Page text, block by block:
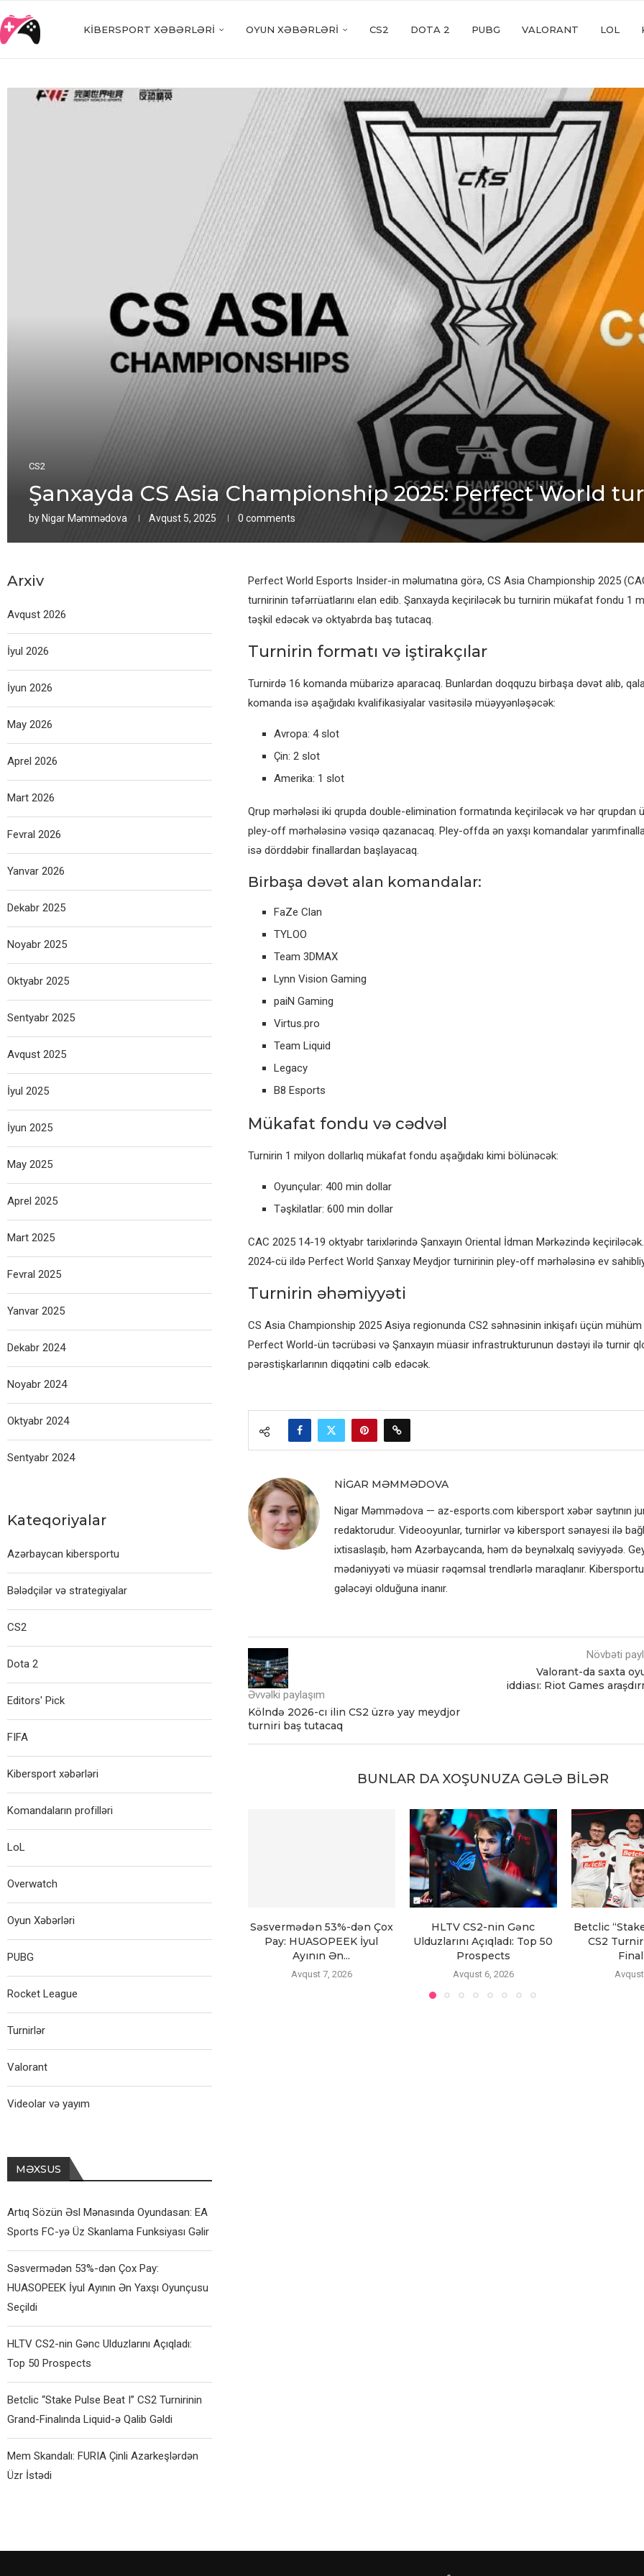
KIBERSPORT XƏBƏRLƏRI OYUN XƏBƏRLƏRI CS2 DOTA 2 PUBG VALORANT LOL
CS2
Şanxayda CS Asia Championship 2025: Perfect World
by Nigar Məmmədova Avqust 5, 2025 0 comments
Perfect World Esports Insider-in məlumatına görə, CS Asia Championship 2025
turnirinin təfərrüatlarını elan edib. Şanxayda keçiriləcək bu turnirin mükafat fondu 1
təşkil edəcək və oktyabrda baş tutacaq.
Turnirin formatı və iştirakçılar
Turnirdə 16 komanda mübarizə aparacaq. Bunlardan doqquzu birbaşa dəvət alıb,
komanda isə aşağıdakı kvalifikasiyalar vasitəsilə müəyyənləşəcək:
Avropa: 4 slot
Çin: 2 slot
Amerika: 1 slot
Qrup mərhələsi iki qrupda double-elimination formatında keçiriləcək və hər qrupdan
pley-off mərhələsinə vəsiqə qazanacaq. Pley-offda ən yaxşı komandalar
isə dörddəbir finallardan başlayacaq.
Birbaşa dəvət alan komandalar:
FaZe Clan
TYLOO
Team 3DMAX
Lynn Vision Gaming
paiN Gaming
Virtus.pro
Team Liquid
Legacy
B8 Esports
Mükafat fondu və cədvəl
Turnirin 1 milyon dollarlıq mükafat fondu aşağıdakı kimi bölünəcək:
Oyunçular: 400 min dollar
Təşkilatlar: 600 min dollar
CAC 2025 14-19 oktyabr tarixlərində Şanxayın Oriental İdman Mərkəzində
2024-cü ildə Perfect World Şanxay Meydjor turnirinin pley-off mərhələsinə ev
Turnirin əhəmiyyəti
CS Asia Championship 2025 Asiya regionunda CS2 səhnəsinin inkişafı üçün mühüm
Perfect World-ün təcrübəsi və Şanxayın müasir infrastrukturunun dəstəyi ilə turnir
pərəstişkarlarının diqqətini cəlb edəcək.
NIGAR MƏMMƏDOVA
Nigar Məmmədova — az-esports.com kibersport xəbər saytının
redaktorudur. Videooyunlar, turnirlər və kibersport sənayesi ilə
ixtisaslaşıb, həm Azərbaycanda, həm də beynəlxalq səviyyədə.
mədəniyyəti və müasir rəqəmsal trendlərlə maraqlanır.
gələcəyi olduğuna inanır.
Əvvəlki paylaşım
Kölndə 2026-cı ilin CS2 üzrə yay meydjor
turniri baş tutacaq
Növbəti
Valorant-da saxta
iddiası: Riot Games
BUNLAR DA XOŞUNUZA GƏLƏ BILƏR
Səsvermədən 53%-dən Çox
Pay: HUASOPEEK İyul
Ayının Ən...
Avqust 7, 2026
HLTV CS2-nin Gənc
Ulduzlarını Açıqladı: Top 50
Prospects
Avqust 6, 2026
Betclic
CS2
Arxiv
Avqust 2026
İyul 2026
İyun 2026
May 2026
Aprel 2026
Mart 2026
Fevral 2026
Yanvar 2026
Dekabr 2025
Noyabr 2025
Oktyabr 2025
Sentyabr 2025
Avqust 2025
İyul 2025
İyun 2025
May 2025
Aprel 2025
Mart 2025
Fevral 2025
Yanvar 2025
Dekabr 2024
Noyabr 2024
Oktyabr 2024
Sentyabr 2024
Kateqoriyalar
Azərbaycan kibersportu
Bələdçilər və strategiyalar
CS2
Dota 2
Editors' Pick
FIFA
Kibersport xəbərləri
Komandaların profilləri
LoL
Overwatch
Oyun Xəbərləri
PUBG
Rocket League
Turnirlər
Valorant
Videolar və yayım
MƏXSUS
Artıq Sözün Əsl Mənasında Oyundasan: EA
Sports FC-yə Üz Skanlama Funksiyası Gəlir
Səsvermədən 53%-dən Çox Pay:
HUASOPEEK İyul Ayının Ən Yaxşı Oyunçusu
Seçildi
HLTV CS2-nin Gənc Ulduzlarını Açıqladı:
Top 50 Prospects
Betclic “Stake Pulse Beat I” CS2 Turnirinin
Grand-Finalında Liquid-ə Qalib Gəldi
Mem Skandalı: FURIA Çinli Azarkeşlərdən
Üzr İstədi